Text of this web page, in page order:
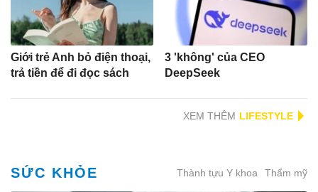
Giới trẻ Anh bỏ điện thoại,
trả tiền để đi đọc sách
3 'không' của CEO
DeepSeek
XEM THÊM
SỨC KHỎE Thành tựu Y khoa Thẩm mỹ